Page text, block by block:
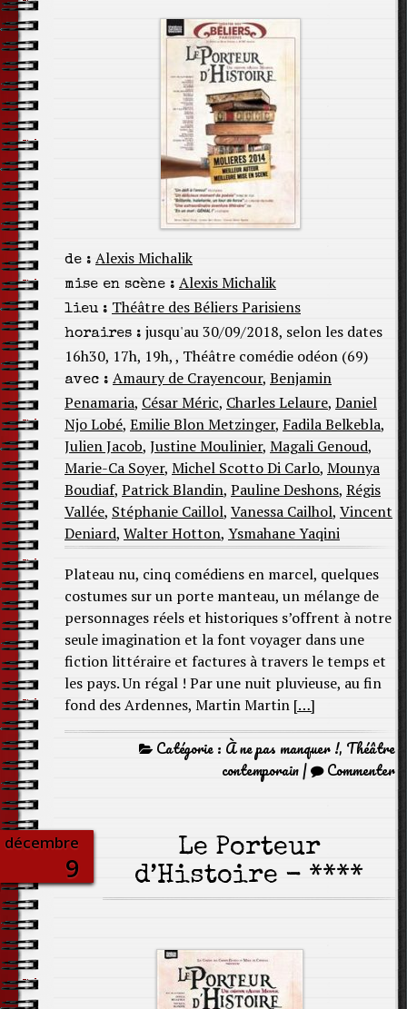
de : Alexis Michalik
mise en scène : Alexis Michalik
lieu : Théâtre des Béliers Parisiens
horaires : jusqu'au 30/09/2018, selon les dates
16h30, 17h, 19h, , Théâtre comédie odéon (69)
avec : Amaury de Crayencour, Benjamin
Penamaria, César Méric, Charles Lelaure, Daniel
Njo Lobé, Emilie Blon Metzinger, Fadila Belkebla,
Julien Jacob, Justine Moulinier, Magali Genoud,
Marie-Ca Soyer, Michel Scotto Di Carlo, Mounya
Boudiaf, Patrick Blandin, Pauline Deshons, Régis
Vallée, Stéphanie Caillol, Vanessa Cailhol, Vincent
Deniard, Walter Hotton, Ysmahane Yaqini
Plateau nu, cinq comédiens en marcel, quelques
costumes sur un porte manteau, un mélange de
personnages réels et historiques s’offrent à notre
seule imagination et la font voyager dans une
fiction littéraire et factures à travers le temps et
les pays. Un régal ! Par une nuit pluvieuse, au fin
fond des Ardennes, Martin Martin […]
Catégorie : À ne pas manquer !, Théâtre
contemporain| Commenter
décembre
9
Le Porteur
d’Histoire - ****